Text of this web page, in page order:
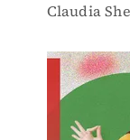
Claudia